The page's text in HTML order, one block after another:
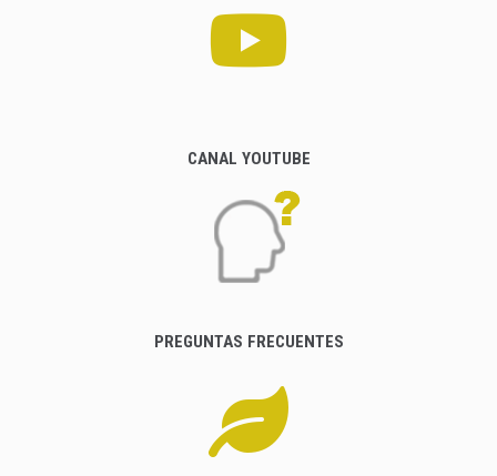
CANAL YOUTUBE
PREGUNTAS FRECUENTES